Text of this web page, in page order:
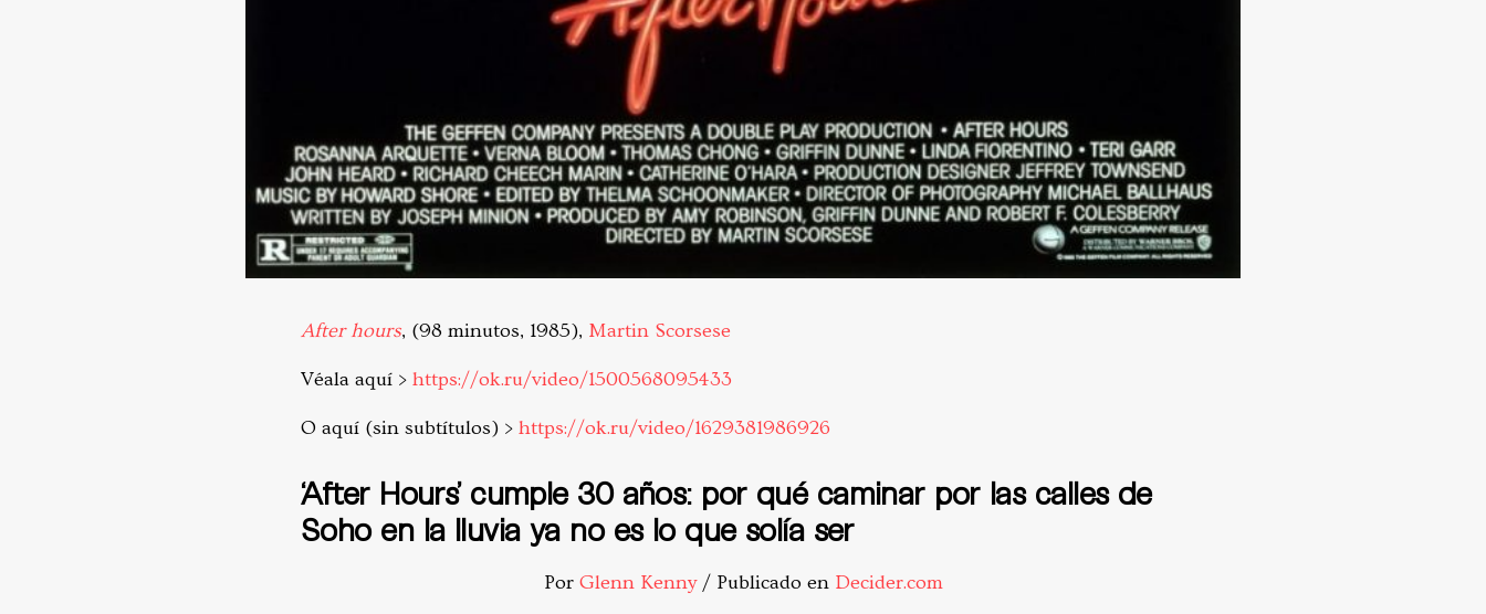
After hours, (98 minutos, 1985), Martin Scorsese
Véala aquí > https://ok.ru/video/1500568095433
O aquí (sin subtítulos) > https://ok.ru/video/1629381986926
‘After Hours’ cumple 30 años: por qué caminar por las calles de
Soho en la lluvia ya no es lo que solía ser
Por Glenn Kenny/ Publicado en Decider.com